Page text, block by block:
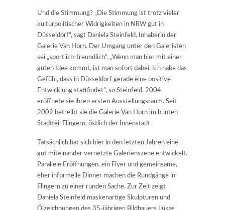
Und die Stimmung? „Die Stimmung ist trotz vieler
kulturpolitischer Widrigkeiten in NRW gut in
Düsseldorf“, sagt Daniela Steinfeld, Inhaberin der
Galerie Van Horn. Der Umgang unter den Galeristen
sei „sportlich-freundlich“. „Wenn man hier mit einer
guten Idee kommt, ist man sofort dabei. Ich habe das
Gefühl, dass in Düsseldorf gerade eine positive
Entwicklung stattfindet“, so Steinfeld. 2004
eröffnete sie ihren ersten Ausstellungsraum. Seit
2009 betreibt sie die Galerie Van Horn im bunten
Stadtteil Flingern, östlich der Innenstadt.
Tatsächlich hat sich hier in den letzten Jahren eine
gut miteinander vernetzte Galerienszene entwickelt.
Parallele Eröffnungen, ein Flyer und gemeinsame,
eher informelle Dinner machen die Rundgänge in
Flingern zu einer runden Sache. Zur Zeit zeigt
Daniela Steinfeld maskenartige Skulpturen und